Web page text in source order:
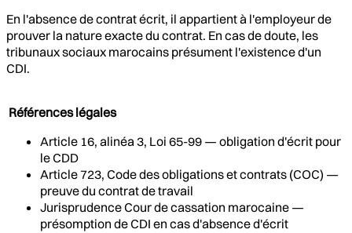
En l'absence de contrat écrit, il appartient à l'employeur de
prouver la nature exacte du contrat. En cas de doute, les
tribunaux sociaux marocains présument l'existence d'un
CDI.
Références légales
Article 16, alinéa 3, Loi 65-99 — obligation d'écrit pour
le CDD
Article 723, Code des obligations et contrats (COC) —
preuve du contrat de travail
Jurisprudence Cour de cassation marocaine —
présomption de CDI en cas d'absence d'écrit